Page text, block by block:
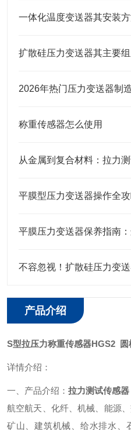
一体化温度变送器其安装
扩散硅压力变送器其主要
称重传感器怎么使用
从金属到复合材料：拉力
平膜压力变送器保养指南
不容忽视！扩散硅压力变
产品介绍
S型拉压力称重传感器HGS2 圆
详情介绍：
一、产品介绍： 拉力测试传感
航空航天、化纤、机械、能源
矿山、建筑机械、给水排水、